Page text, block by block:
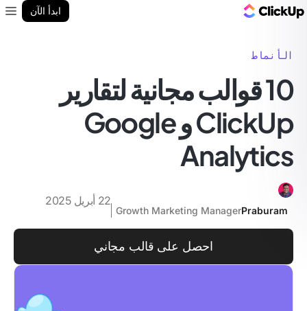
ابدأ الآن
الأنماط
10 قوالب مجانية لتقارير
ClickUp و Google
Analytics
Praburam
Growth Marketing Manager
22 أبريل 2025
احصل على قالب مجاني